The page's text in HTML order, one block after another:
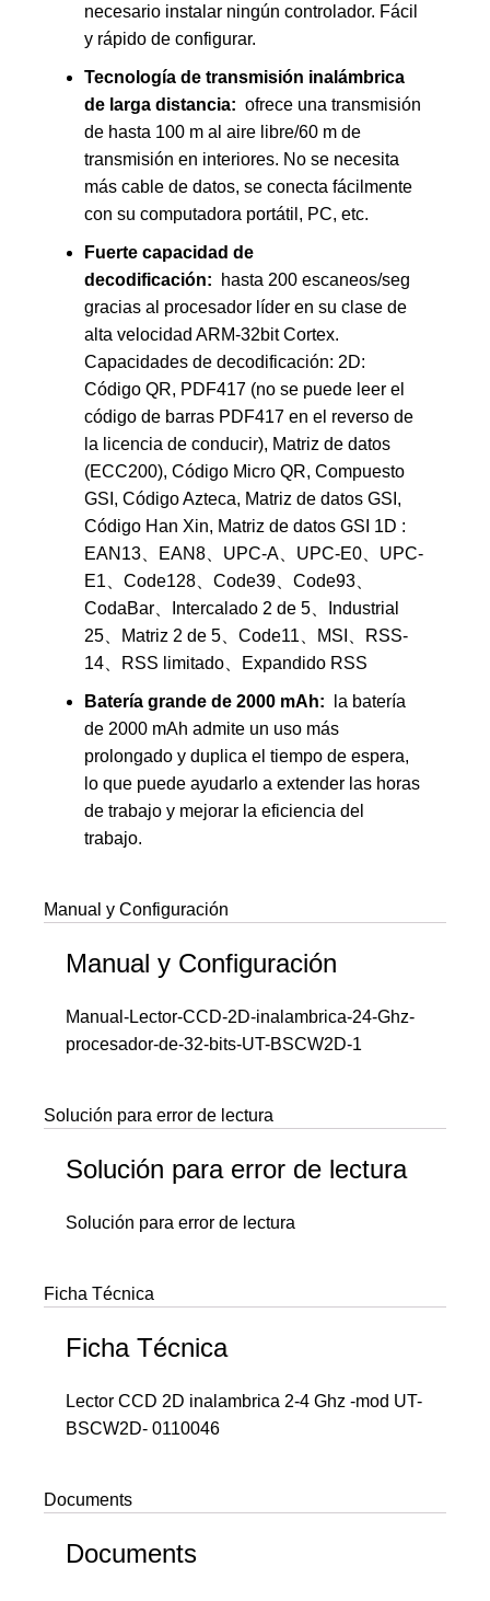
necesario instalar ningún controlador. Fácil
y rápido de configurar.
Tecnología de transmisión inalámbrica
de larga distancia: ofrece una transmisión
de hasta 100 m al aire libre/60 m de
transmisión en interiores. No se necesita
más cable de datos, se conecta fácilmente
con su computadora portátil, PC, etc.
Fuerte capacidad de
decodificación: hasta 200 escaneos/seg
gracias al procesador líder en su clase de
alta velocidad ARM-32bit Cortex.
Capacidades de decodificación: 2D:
Código QR, PDF417 (no se puede leer el
código de barras PDF417 en el reverso de
la licencia de conducir), Matriz de datos
(ECC200), Código Micro QR, Compuesto
GSI, Código Azteca, Matriz de datos GSI,
Código Han Xin, Matriz de datos GSI 1D :
EAN13、EAN8、UPC-A、UPC-E0、UPC-
E1、Code128、Code39、Code93、
CodaBar、Intercalado 2 de 5、Industrial
25、Matriz 2 de 5、Code11、MSI、RSS-
14、RSS limitado、Expandido RSS
Batería grande de 2000 mAh: la batería
de 2000 mAh admite un uso más
prolongado y duplica el tiempo de espera,
lo que puede ayudarlo a extender las horas
de trabajo y mejorar la eficiencia del
trabajo.
Manual y Configuración
Manual y Configuración
Manual-Lector-CCD-2D-inalambrica-24-Ghz-
procesador-de-32-bits-UT-BSCW2D-1
Solución para error de lectura
Solución para error de lectura
Solución para error de lectura
Ficha Técnica
Ficha Técnica
Lector CCD 2D inalambrica 2-4 Ghz -mod UT-
BSCW2D- 0110046
Documents
Documents